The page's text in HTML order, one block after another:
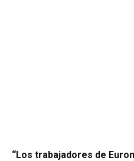
“Los trabajadores de